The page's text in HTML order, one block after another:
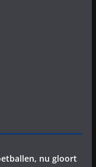
nu gloort